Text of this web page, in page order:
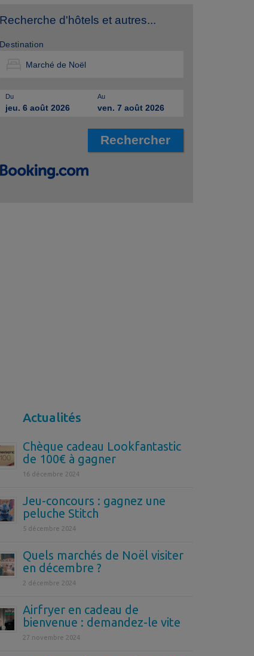
Recherche d'hôtels et autres...
Destination
Du
jeu. 6 août 2026
Au
ven. 7 août 2026
Actualités
Chèque cadeau Lookfantastic
de 100€ à gagner
16 décembre 2024
Jeu-concours : gagnez une
peluche Stitch
5 décembre 2024
Quels marchés de Noël visiter
en décembre ?
2 décembre 2024
Airfryer en cadeau de
bienvenue : demandez-le vite
27 novembre 2024